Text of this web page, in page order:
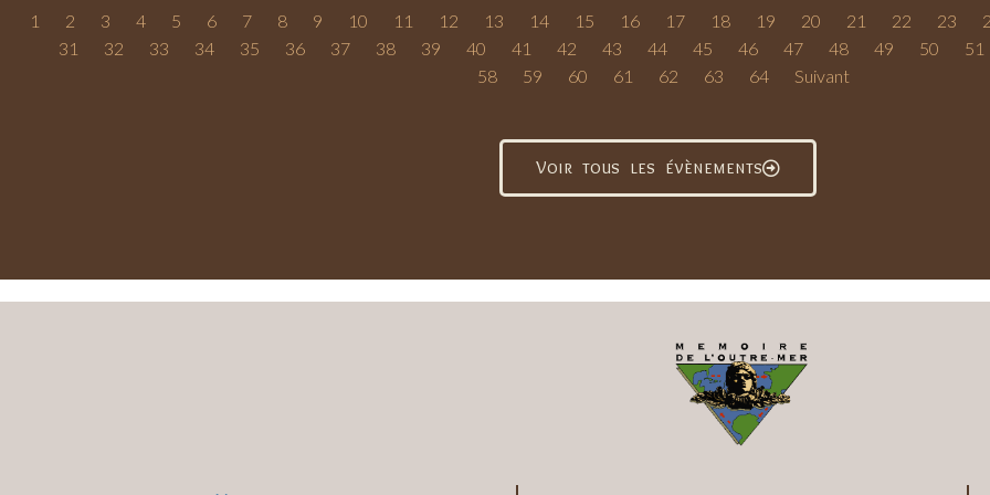
1 2 3 4 5 6 7 8 9 10 11 12 13 14 15 16 17 18 19 20 21 22 23
31
32 33 34 35 36 37 38 39 40 41 42 43 44 45 46 47 48 49 50 51
58
59 60 61 62 63 64 Suivant
Voir tous les évènements